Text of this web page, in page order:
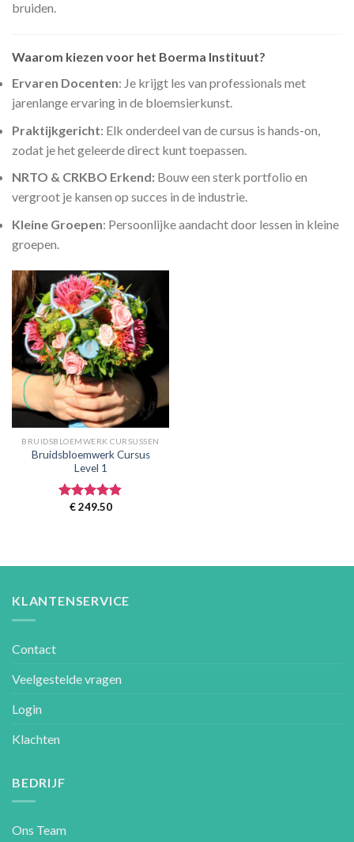
bruiden.
Waarom kiezen voor het Boerma Instituut?
Ervaren Docenten: Je krijgt les van professionals met
jarenlange ervaring in de bloemsierkunst.
Praktijkgericht: Elk onderdeel van de cursus is hands-on,
zodat je het geleerde direct kunt toepassen.
NRTO & CRKBO Erkend: Bouw een sterk portfolio en
vergroot je kansen op succes in de industrie.
Kleine Groepen: Persoonlijke aandacht door lessen in kleine
groepen.
BRUIDSBLOEMWERK CURSUSSEN
Bruidsbloemwerk Cursus
Level 1
Gewaardeerd
€249.50
KLANTENSERVICE
Contact
Veelgestelde vragen
Login
Klachten
BEDRIJF
Ons Team